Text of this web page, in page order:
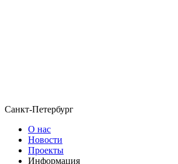
Санкт-Петербург
О нас
Новости
Проекты
Информация